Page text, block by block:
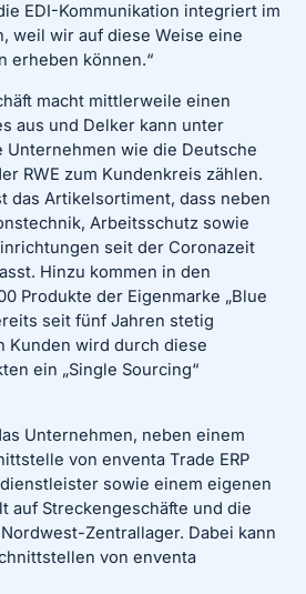
EDI-Kommunikation integriert im
weil wir auf diese Weise eine
erheben können.“
macht mittlerweile einen
aus und Delker kann unter
Unternehmen wie die Deutsche
RWE zum Kundenkreis zählen.
das Artikelsortiment, dass neben
Arbeitsschutz sowie
seit der Coronazeit
Hinzu kommen in den
Produkte der Eigenmarke „Blue
seit fünf Jahren stetig
Kunden wird durch diese
ein „Single Sourcing“
Unternehmen, neben einem
von enventa Trade ERP
sowie einem eigenen
auf Streckengeschäfte und die
Zentrallager. Dabei kann
von enventa